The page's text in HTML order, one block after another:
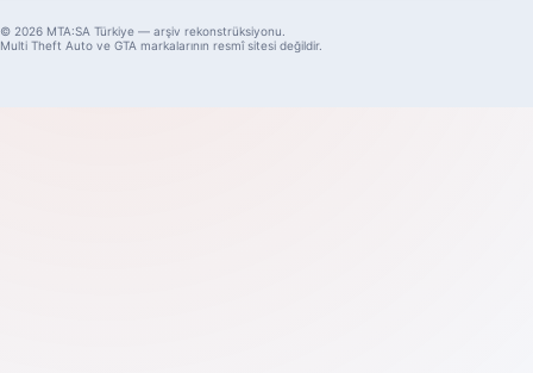
© 2026 MTA:SA Türkiye — arşiv rekonstrüksiyonu.
Multi Theft Auto ve GTA markalarının resmî sitesi değildir.